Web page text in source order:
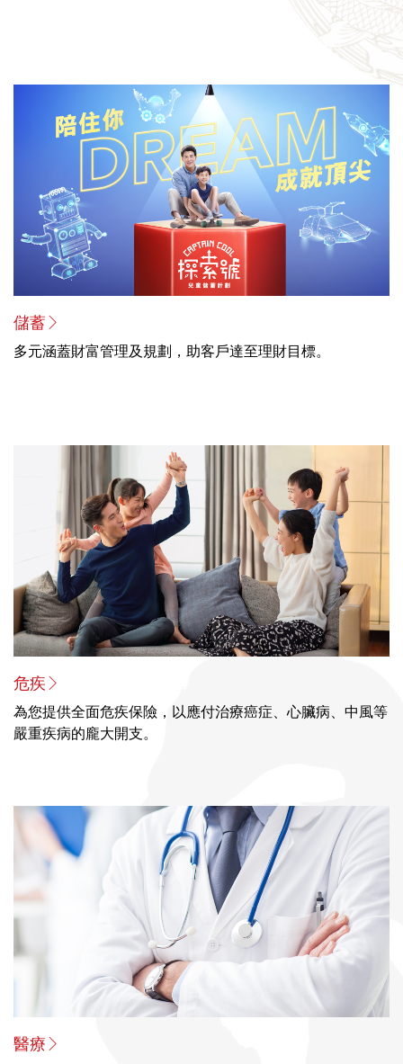
儲蓄
多元涵蓋財富管理及規劃，助客戶達至理財目標。
危疾
為您提供全面危疾保險，以應付治療癌症、心臟病、中風等
嚴重疾病的龐大開支。
醫療